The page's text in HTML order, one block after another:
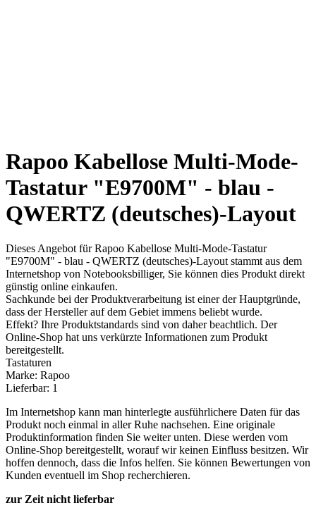
Rapoo Kabellose Multi-Mode-
Tastatur "E9700M" - blau -
QWERTZ (deutsches)-Layout
Dieses Angebot für Rapoo Kabellose Multi-Mode-Tastatur
"E9700M" - blau - QWERTZ (deutsches)-Layout stammt aus dem
Internetshop von Notebooksbilliger, Sie können dies Produkt direkt
günstig online einkaufen.
Sachkunde bei der Produktverarbeitung ist einer der Hauptgründe,
dass der Hersteller auf dem Gebiet immens beliebt wurde.
Effekt? Ihre Produktstandards sind von daher beachtlich. Der
Online-Shop hat uns verkürzte Informationen zum Produkt
bereitgestellt.
Tastaturen
Marke: Rapoo
Lieferbar: 1
Im Internetshop kann man hinterlegte ausführlichere Daten für das
Produkt noch einmal in aller Ruhe nachsehen. Eine originale
Produktinformation finden Sie weiter unten. Diese werden vom
Online-Shop bereitgestellt, worauf wir keinen Einfluss besitzen. Wir
hoffen dennoch, dass die Infos helfen. Sie können Bewertungen von
Kunden eventuell im Shop recherchieren.
zur Zeit nicht lieferbar